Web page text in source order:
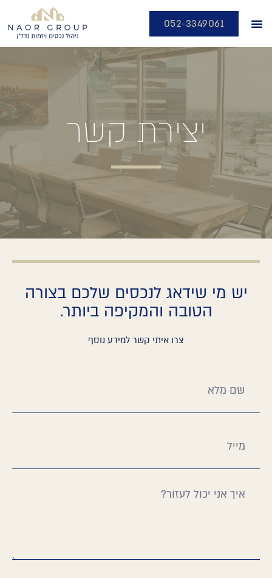
052-3349061
יצירת קשר
יש מי שידאג לנכסים שלכם בצורה
הטובה והמקיפה ביותר.
צרו איתי קשר למידע נוסף